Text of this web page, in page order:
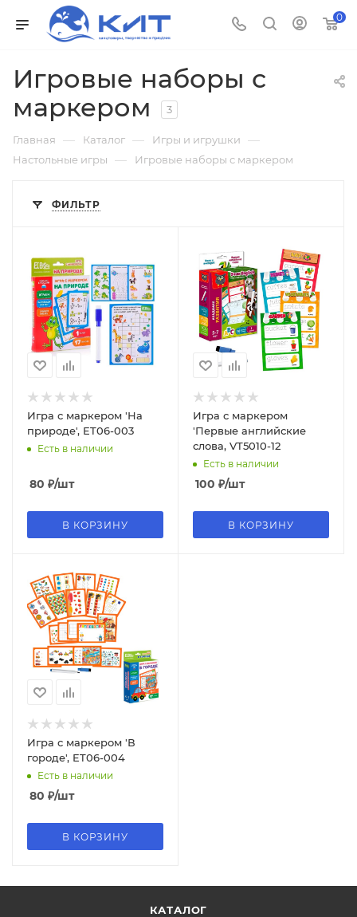
0
Игровые наборы с
маркером
3
Главная — Каталог — Игры и игрушки —
Настольные игры — Игровые наборы с маркером
ФИЛЬТР
Игра с маркером 'На
природе', ET06-003
Есть в наличии
80 ₽/шт
В КОРЗИНУ
Игра с маркером
'Первые английские
слова, VT5010-12
Есть в наличии
100 ₽/шт
В КОРЗИНУ
Игра с маркером 'В
городе', ET06-004
Есть в наличии
80 ₽/шт
В КОРЗИНУ
КАТАЛОГ